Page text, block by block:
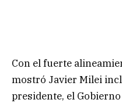
Con el fuerte
mostró Javier Milei
presidente, el